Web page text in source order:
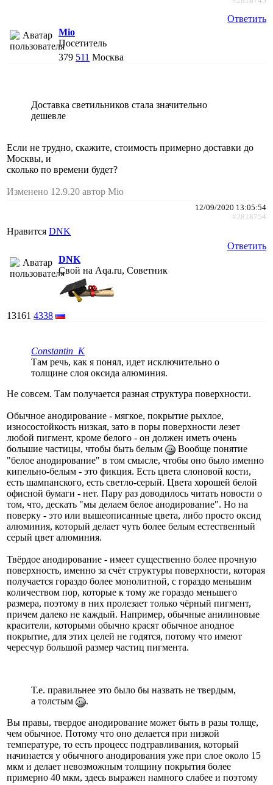
Ответить
Mio
Посетитель
379 511 Москва
Доставка светильников стала значительно
дешевле
Если не трудно, скажите, стоимость примерно доставки до
Москвы, и
сколько по времени будет?
Изменено 12.9.20 автор Mio
12/09/2020 13:05:54
#2818754
Нравится DNK
Ответить
DNK
Свой на Aqa.ru, Советник
13161 4338
Constantin_K
Там речь, как я понял, идет исключительно о
толщине слоя оксида алюминия.
Не совсем. Там получается разная структура поверхности.
Обычное анодирование - мягкое, покрытие рыхлое,
износостойкость низкая, зато в поры поверхности лезет
любой пигмент, кроме белого - он должен иметь очень
большие частицы, чтобы быть белым
Вообще понятие
"белое анодирование" в том смысле, чтобы оно было именно
кипельно-белым - это фикция. Есть цвета слоновой кости,
есть шампанского, есть светло-серый. Цвета хорошей белой
офисной бумаги - нет. Пару раз доводилось читать новости о
том, что, дескать "мы делаем белое анодирование". Но на
поверку - это или вышеописанные цвета, либо просто оксид
алюминия, который делает чуть более белым естественный
серый цвет алюминия.
Твёрдое анодирование - имеет существенно более прочную
поверхность, именно за счёт структуры поверхности, которая
получается гораздо более монолитной, с гораздо меньшим
количеством пор, которые к тому же гораздо меньшего
размера, поэтому в них пролезает только чёрный пигмент,
причем далеко не каждый. Например, обычные анилиновые
красители, которыми обычно красят обычное анодное
покрытие, для этих целей не годятся, потому что имеют
чересчур большой размер частиц пигмента.
Т.е. правильнее это было бы назвать не твердым,
а толстым
.
Вы правы, твердое анодирование может быть в разы толще,
чем обычное. Потому что оно делается при низкой
температуре, то есть процесс подтравливания, который
начинается у обычного анодирования уже при слое около 15
мкм и делает невозможным толщину покрытия более
примерно 40 мкм, здесь выражен намного слабее и поэтому